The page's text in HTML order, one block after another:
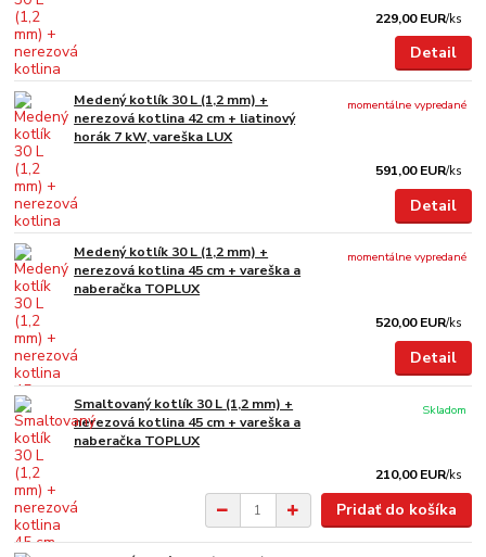
229,00 EUR/ks
Detail
Medený kotlík 30 L (1,2 mm) +
nerezová kotlina 42 cm + liatinový
horák 7 kW, vareška LUX
591,00 EUR/ks
momentálne vypredané
Detail
Medený kotlík 30 L (1,2 mm) +
nerezová kotlina 45 cm + vareška a
naberačka TOPLUX
520,00 EUR/ks
momentálne vypredané
Detail
Smaltovaný kotlík 30 L (1,2 mm) +
nerezová kotlina 45 cm + vareška a
naberačka TOPLUX
210,00 EUR/ks
Skladom
Pridať do košíka